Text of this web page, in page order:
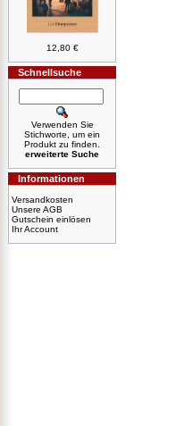
12,80 €
Schnellsuche
Verwenden Sie
Stichworte, um ein
Produkt zu finden.
erweiterte Suche
Informationen
Versandkosten
Unsere AGB
Gutschein einlösen
Ihr Account